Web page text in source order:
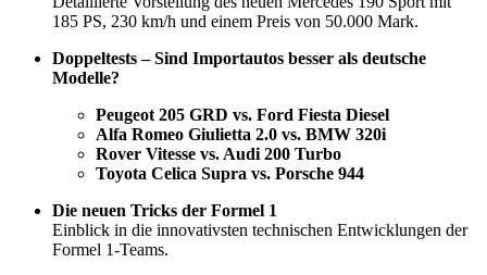
185 PS, 230 km/h und einem Preis von 50.000 Mark.
Doppeltests – Sind Importautos besser als deutsche
Modelle?
Peugeot 205 GRD vs. Ford Fiesta Diesel
Alfa Romeo Giulietta 2.0 vs. BMW 320i
Rover Vitesse vs. Audi 200 Turbo
Toyota Celica Supra vs. Porsche 944
Die neuen Tricks der Formel 1
Einblick in die innovativsten technischen Entwicklungen der
Formel 1-Teams.